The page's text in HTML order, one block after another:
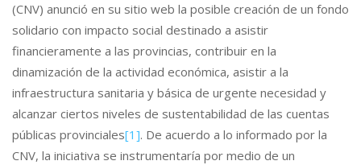
(CNV) anunció en su sitio web la posible creación de un fondo
solidario con impacto social destinado a asistir
financieramente a las provincias, contribuir en la
dinamización de la actividad económica, asistir a la
infraestructura sanitaria y básica de urgente necesidad y
alcanzar ciertos niveles de sustentabilidad de las cuentas
públicas provinciales[1]. De acuerdo a lo informado por la
CNV, la iniciativa se instrumentaría por medio de un